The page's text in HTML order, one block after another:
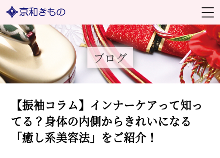
ブログ
【振袖コラム】インナーケアって知っ
てる？身体の内側からきれいになる
「癒し系美容法」をご紹介！